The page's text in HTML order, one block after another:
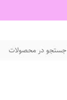
جستجو در محصولات